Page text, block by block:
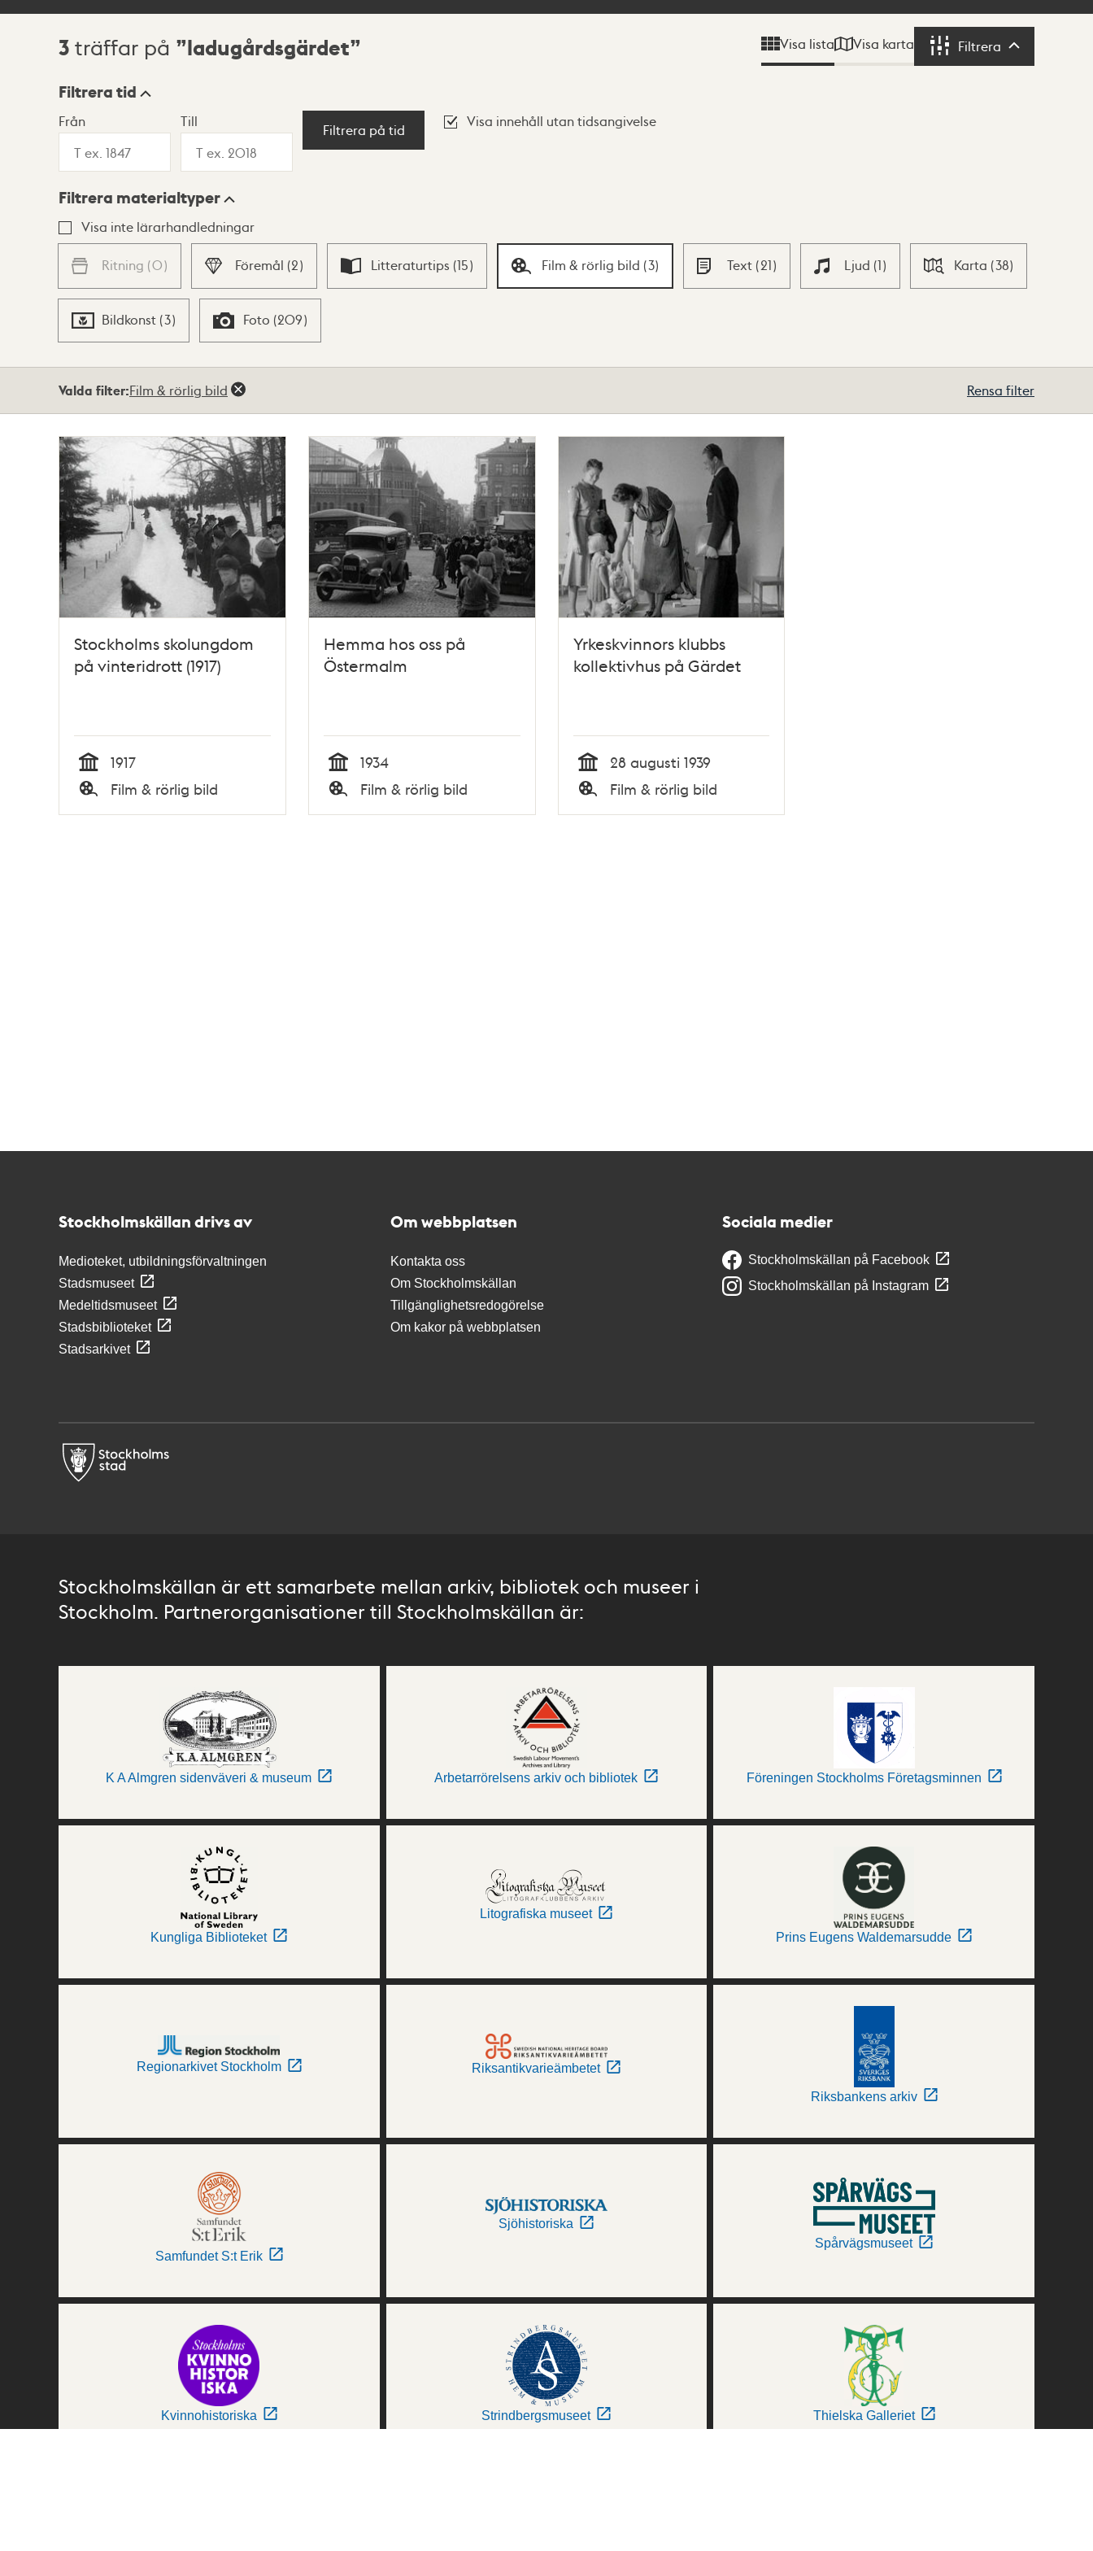
Sökresultat
3 träffar på ladugårdsgärdet Visa lista Visa karta Filtrera Filtrera
Visningsläge
Lista Karta
Filtrera tid
Från Till
Filtrera på tid
Visa innehåll utan tidsangivelse
Filtrera materialtyper
Visa inte lärarhandledningar
Ritning (0) Föremål (2) Litteraturtips (15) Film & rörlig bild (3) Text (21) Ljud (1) Karta (38)
Bildkonst (3) Foto (209)
Valda filter:Film & rörlig bild Rensa filter
Stockholms skolungdom
på vinteridrott (1917)
Tid
1917
Film & rörlig bild
Hemma hos oss på
Östermalm
Tid
1934
Film & rörlig bild
Yrkeskvinnors klubbs
kollektivhus på Gärdet
Tid
28 augusti 1939
Film & rörlig bild
Stockholmskällan drivs av
Medioteket, utbildningsförvaltningen
Stadsmuseet
Medeltidsmuseet
Stadsbiblioteket
Stadsarkivet
Om webbplatsen
Kontakta oss
Om Stockholmskällan
Tillgänglighetsredogörelse
Om kakor på webbplatsen
Sociala medier
Stockholmskällan på Facebook
Stockholmskällan på Instagram
Stockholmskällan är ett samarbete mellan arkiv, bibliotek och museer i
Stockholm. Partnerorganisationer till Stockholmskällan är:
K A Almgren sidenväveri & museum Arbetarrörelsens arkiv och bibliotek Föreningen Stockholms Företagsminnen
Kungliga Biblioteket
Litografiska museet
Prins Eugens Waldemarsudde
Regionarkivet Stockholm Riksantikvarieämbetet
Riksbankens arkiv
Samfundet S:t Erik
Sjöhistoriska
Spårvägsmuseet
Kvinnohistoriska Strindbergsmuseet Thielska Galleriet